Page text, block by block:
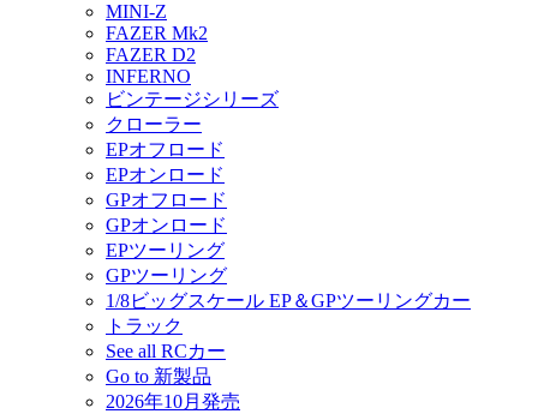
MINI-Z
FAZER Mk2
FAZER D2
INFERNO
ビンテージシリーズ
クローラー
EPオフロード
EPオンロード
GPオフロード
GPオンロード
EPツーリング
GPツーリング
1/8ビッグスケール EP＆GPツーリングカー
トラック
See all RCカー
Go to 新製品
2026年10月発売